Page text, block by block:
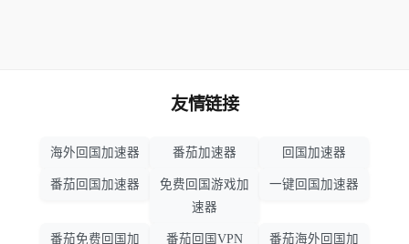
友情链接
海外回国加速器 番茄加速器 回国加速器
番茄回国加速器
免费回国游戏加
速器
一键回国加速器
番茄免费回国加 番茄回国VPN 番茄海外回国加